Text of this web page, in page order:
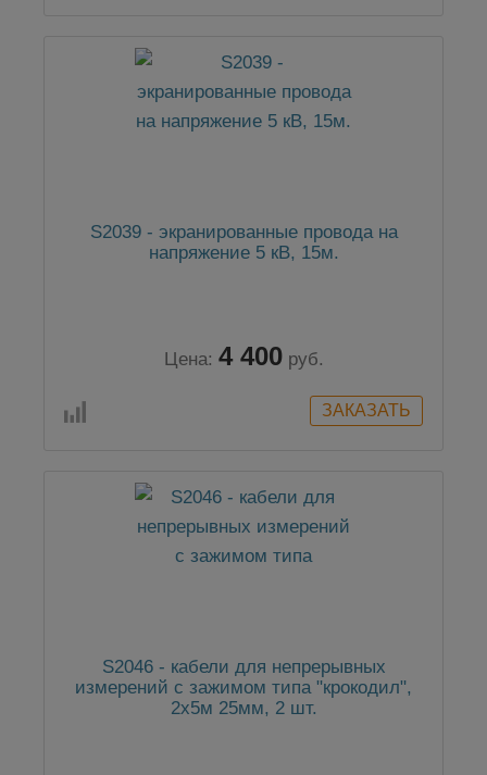
S2039 - экранированные провода на
напряжение 5 кВ, 15м.
Цена: 4 400 руб.
S2046 - кабели для непрерывных
измерений с зажимом типа "крокодил",
2х5м 25мм, 2 шт.